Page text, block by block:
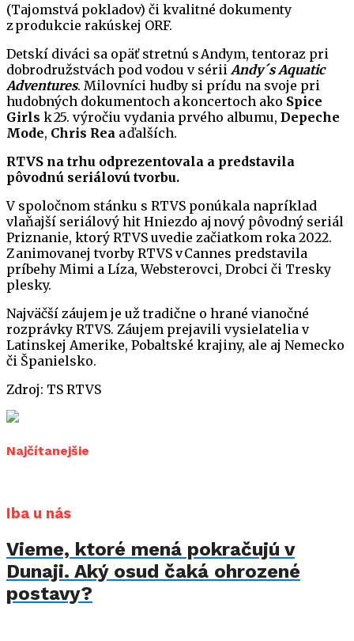
(Tajomstvá pokladov) či kvalitné dokumenty
z produkcie rakúskej ORF.
Detskí diváci sa opäť stretnú s Andym, tentoraz pri
dobrodružstvách pod vodou v sérii Andy´s Aquatic
Adventures. Milovníci hudby si prídu na svoje pri
hudobných dokumentoch a koncertoch ako Spice
Girls k 25. výročiu vydania prvého albumu, Depeche
Mode, Chris Rea a ďalších.
RTVS na trhu odprezentovala a predstavila
pôvodnú seriálovú tvorbu.
V spoločnom stánku s RTVS ponúkala napríklad
vlaňajší seriálový hit Hniezdo aj nový pôvodný seriál
Priznanie, ktorý RTVS uvedie začiatkom roka 2022.
Z animovanej tvorby RTVS v Cannes predstavila
príbehy Mimi a Líza, Websterovci, Drobci či Tresky
plesky.
Najväčší záujem je už tradične o hrané vianočné
rozprávky RTVS. Záujem prejavili vysielatelia v
Latinskej Amerike, Pobaltské krajiny, ale aj Nemecko
či Španielsko.
Zdroj: TS RTVS
Najčítanejšie
Iba u nás
Vieme, ktoré mená pokračujú v
Dunaji. Aký osud čaká ohrozené
postavy?